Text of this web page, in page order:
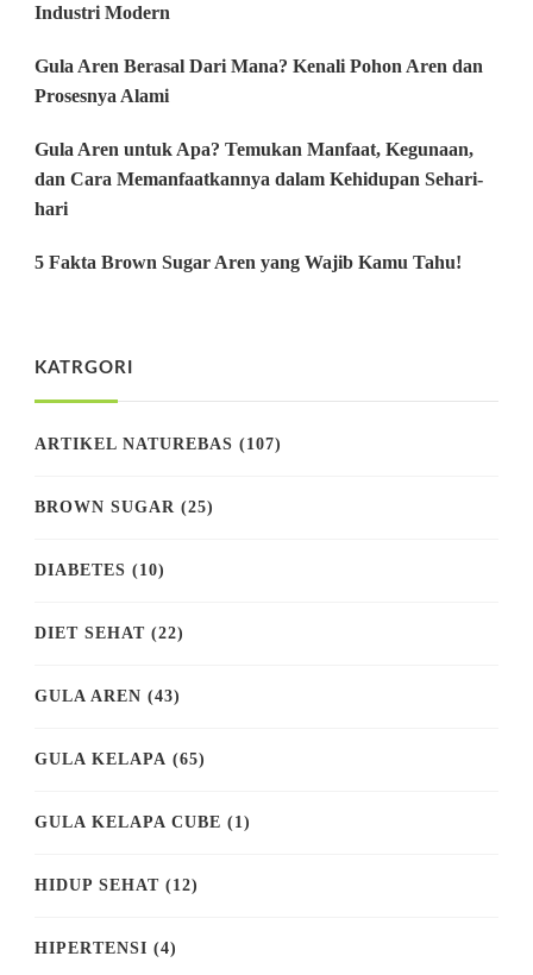
Industri Modern
Gula Aren Berasal Dari Mana? Kenali Pohon Aren dan
Prosesnya Alami
Gula Aren untuk Apa? Temukan Manfaat, Kegunaan,
dan Cara Memanfaatkannya dalam Kehidupan Sehari-
hari
5 Fakta Brown Sugar Aren yang Wajib Kamu Tahu!
KATRGORI
ARTIKEL NATUREBAS (107)
BROWN SUGAR (25)
DIABETES (10)
DIET SEHAT (22)
GULA AREN (43)
GULA KELAPA (65)
GULA KELAPA CUBE (1)
HIDUP SEHAT (12)
HIPERTENSI (4)